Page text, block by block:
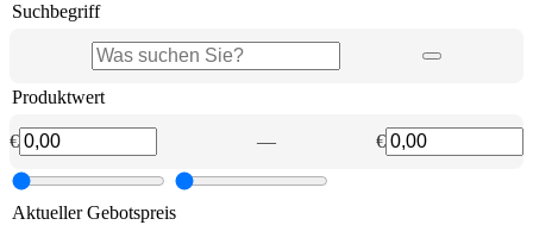
Suchbegriff
Produktwert
€ — €
Aktueller Gebotspreis